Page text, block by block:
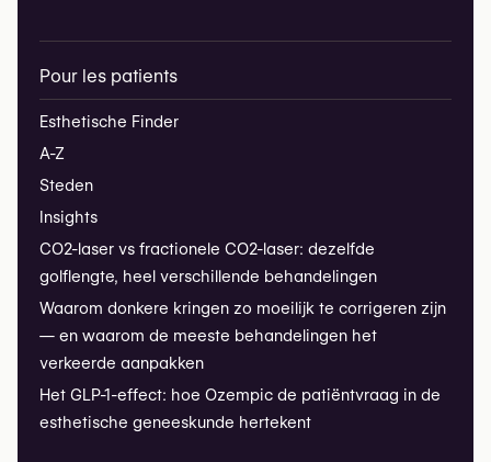
Pour les patients
Esthetische Finder
A-Z
Steden
Insights
CO2-laser vs fractionele CO2-laser: dezelfde
golflengte, heel verschillende behandelingen
Waarom donkere kringen zo moeilijk te corrigeren zijn
— en waarom de meeste behandelingen het
verkeerde aanpakken
Het GLP-1-effect: hoe Ozempic de patiëntvraag in de
esthetische geneeskunde hertekent